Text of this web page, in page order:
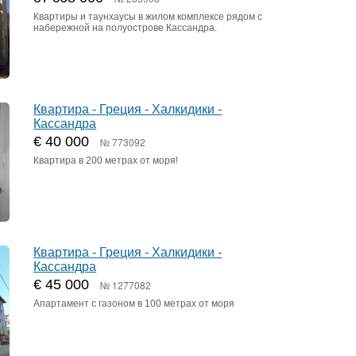
Квартиры и таунхаусы в жилом комплексе рядом с
набережной на полуострове Кассандра.
Квартира - Греция - Халкидики -
Кассандра
€ 40 000 № 773092
Квартира в 200 метрах от моря!
Квартира - Греция - Халкидики -
Кассандра
€ 45 000 № 1277082
Апартамент с газоном в 100 метрах от моря